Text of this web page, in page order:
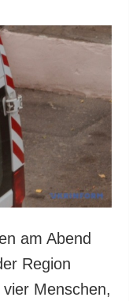
am Abend
Region
Menschen,